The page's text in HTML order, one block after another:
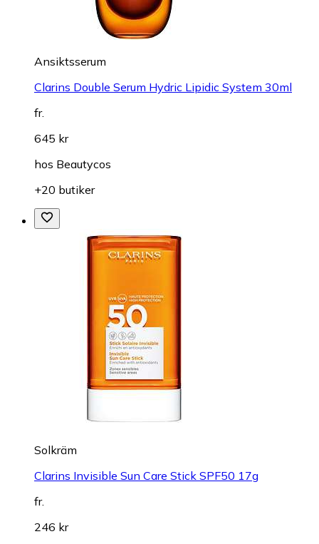
Ansiktsserum
Clarins Double Serum Hydric Lipidic System 30ml
fr.
645 kr
hos Beautycos
+20 butiker
Solkräm
Clarins Invisible Sun Care Stick SPF50 17g
fr.
246 kr